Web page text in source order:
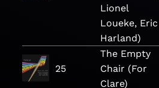
Lionel
Loueke, Eric
Harland)
25
The Empty
Chair (For
Clare)